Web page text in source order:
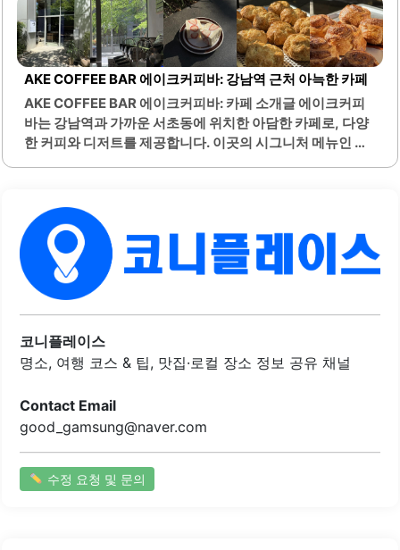
모임에 적합합니다.또한, 카페와 연결된 공원에서는 아이들
이 자유롭게 뛰어놀 수 있어 가족 단위 방문객에게도 안성맞
춤입니다. SSJJ 커피바의 커피는 전문 로스터가 직접 볶은
원두를 사용하여 깊고 풍부한 맛을 자랑합니다. 특히 시그니
처 메뉴는 많은 손님들에게 인기를 끌고 있으며, 다양한 음료
와 디저트도 함께 제공되어 선택의 폭이 넓습니다.카페의 테
라스는 자연을 가까이에서 느낄 수 있는 공간으로, 고양이와
강아지를 동반할 수..
AKE COFFEE BAR 에이크커피바: 강남역 근처 아늑한 카페
AKE COFFEE BAR 에이크커피바: 카페 소개글 에이크커피
바는 강남역과 가까운 서초동에 위치한 아담한 카페로, 다양
한 커피와 디저트를 제공합니다. 이곳의 시그니처 메뉴인 에
지고 있습니다.카페 내부는 아늑하고 깔끔하게 꾸며져 있어
편안한 분위기를 제공합니다. 창가에 앉으면 햇빛과 함께 푸
른 나뭇잎을 감상할 수 있어 여유로운 시간을 보낼 수 있습니
다. 에이크커피바는 직장인들이 자주 찾는 인기 있는 장소로,
점심시간에는 대기줄이 생길 정도로 많은 손님이 방문합니
다.이곳은 최소한의 조명과 아늑한 인테리어로 바쁜 일상 속
에서 잠시 쉬어갈 수 있는 공간을 제공합니다. 다양한 음료와
디저트 메뉴가 준비되어..
코니플레이스
명소, 여행 코스 & 팁, 맛집·로컬 장소 정보 공유 채널
Contact Email
good_gamsung@naver.com
수정 요청 및 문의